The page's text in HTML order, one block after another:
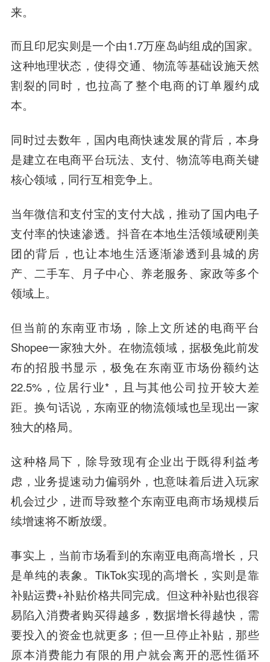
来。
而且印尼实则是一个由1.7万座岛屿组成的国家。
这种地理状态，使得交通、物流等基础设施天然
割裂的同时，也拉高了整个电商的订单履约成
本。
同时过去数年，国内电商快速发展的背后，本身
是建立在电商平台玩法、支付、物流等电商关键
核心领域，同行互相竞争上。
当年微信和支付宝的支付大战，推动了国内电子
支付率的快速渗透。抖音在本地生活领域硬刚美
团的背后，也让本地生活逐渐渗透到县城的房
产、二手车、月子中心、养老服务、家政等多个
领域上。
但当前的东南亚市场，除上文所述的电商平台
Shopee一家独大外。在物流领域，据极兔此前发
布的招股书显示，极兔在东南亚市场份额约达
22.5%，位居行业*，且与其他公司拉开较大差
距。换句话说，东南亚的物流领域也呈现出一家
独大的格局。
这种格局下，除导致现有企业出于既得利益考
虑，业务提速动力偏弱外，也意味着后进入玩家
机会过少，进而导致整个东南亚电商市场规模后
续增速将不断放缓。
事实上，当前市场看到的东南亚电商高增长，只
是单纯的表象。TikTok实现的高增长，实则是靠
补贴运费+补贴价格共同完成。但这种补贴也很容
易陷入消费者购买得越多，数据增长得越快，需
要投入的资金也就更多；但一旦停止补贴，那些
原本消费能力有限的用户就会离开的恶性循环